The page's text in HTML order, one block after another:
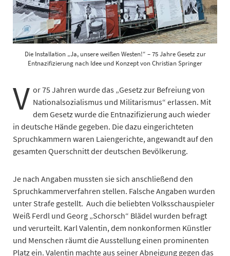
Die Installation „Ja, unsere weißen Westen!“ – 75 Jahre Gesetz zur
Entnazifizierung nach Idee und Konzept von Christian Springer
V or 75 Jahren wurde das „Gesetz zur Befreiung von
Nationalsozialismus und Militarismus“ erlassen. Mit
dem Gesetz wurde die Entnazifizierung auch wieder
in deutsche Hände gegeben. Die dazu eingerichteten
Spruchkammern waren Laiengerichte, angewandt auf den
gesamten Querschnitt der deutschen Bevölkerung.
Je nach Angaben mussten sie sich anschließend den
Spruchkammerverfahren stellen. Falsche Angaben wurden
unter Strafe gestellt. Auch die beliebten Volksschauspieler
Weiß Ferdl und Georg „Schorsch“ Blädel wurden befragt
und verurteilt. Karl Valentin, dem nonkonformen Künstler
und Menschen räumt die Ausstellung einen prominenten
Platz ein. Valentin machte aus seiner Abneigung gegen das